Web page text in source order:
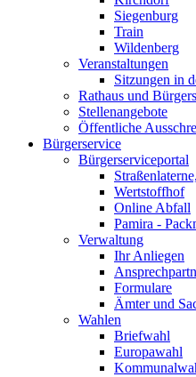
Siegenburg
Train
Wildenberg
Veranstaltungen
Sitzungen in
Rathaus und
Stellenangebote
Öffentliche
Bürgerservice
Bürgerserviceportal
Wertstoffhof
Online Abfall
Pamira -
Verwaltung
Ihr Anliegen
Formulare
Ämter und
Wahlen
Briefwahl
Europawahl